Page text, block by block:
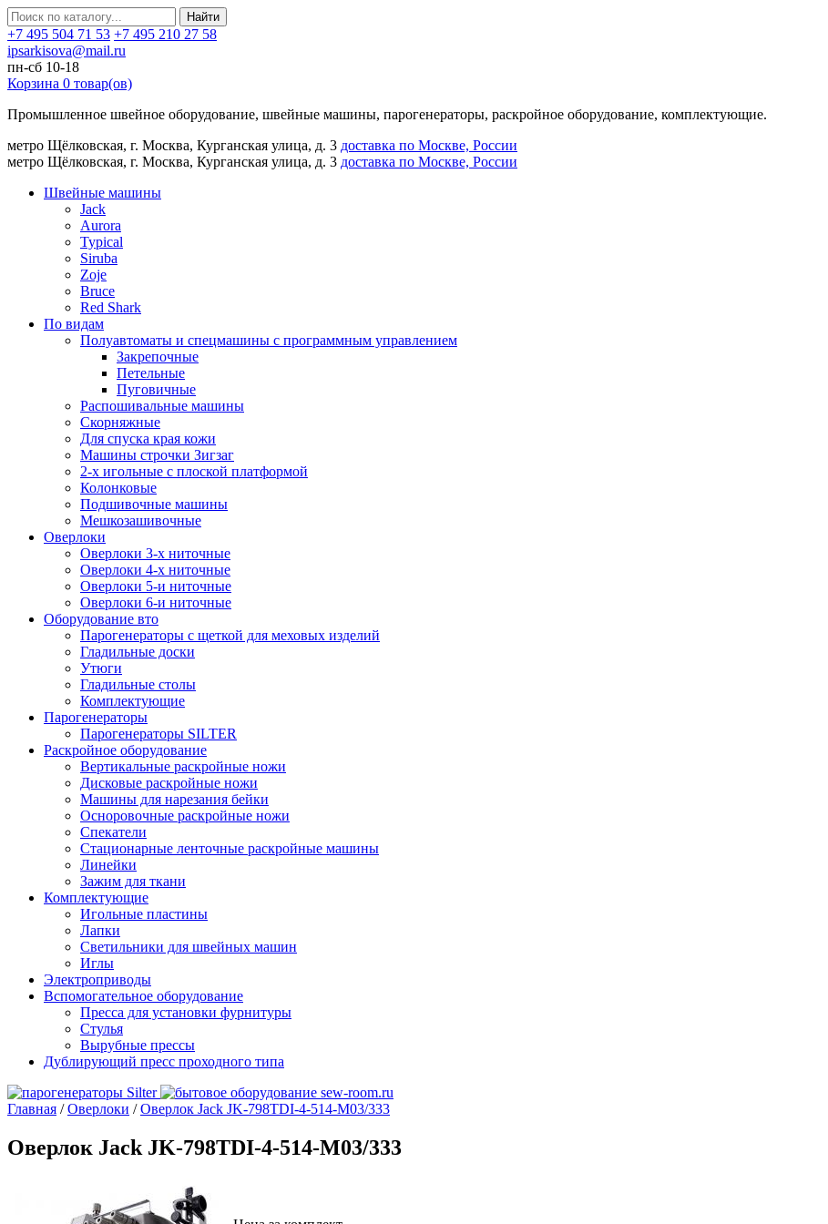
Найти
+7 495 504 71 53 +7 495 210 27 58
ipsarkisova@mail.ru
пн-сб 10-18
Корзина 0 товар(ов)
Промышленное швейное оборудование, швейные машины, парогенераторы, раскройное оборудование, комплектующие.
метро Щёлковская, г. Москва, Курганская улица, д. 3 доставка по Москве, России
метро Щёлковская, г. Москва, Курганская улица, д. 3 доставка по Москве, России
Швейные машины
Jack
Aurora
Typical
Siruba
Zoje
Bruce
Red Shark
По видам
Полуавтоматы и спецмашины с программным управлением
Закрепочные
Петельные
Пуговичные
Распошивальные машины
Скорняжные
Для спуска края кожи
Машины строчки Зигзаг
2-х игольные с плоской платформой
Колонковые
Подшивочные машины
Мешкозашивочные
Оверлоки
Оверлоки 3-х ниточные
Оверлоки 4-х ниточные
Оверлоки 5-и ниточные
Оверлоки 6-и ниточные
Оборудование вто
Парогенераторы с щеткой для меховых изделий
Гладильные доски
Утюги
Гладильные столы
Комплектующие
Парогенераторы
Парогенераторы SILTER
Раскройное оборудование
Вертикальные раскройные ножи
Дисковые раскройные ножи
Машины для нарезания бейки
Осноровочные раскройные ножи
Спекатели
Стационарные ленточные раскройные машины
Линейки
Зажим для ткани
Комплектующие
Игольные пластины
Лапки
Светильники для швейных машин
Иглы
Электроприводы
Вспомогательное оборудование
Пресса для установки фурнитуры
Стулья
Вырубные прессы
Дублирующий пресс проходного типа
Главная /Оверлоки /Оверлок Jack JK-798TDI-4-514-M03/333
Оверлок Jack JK-798TDI-4-514-M03/333